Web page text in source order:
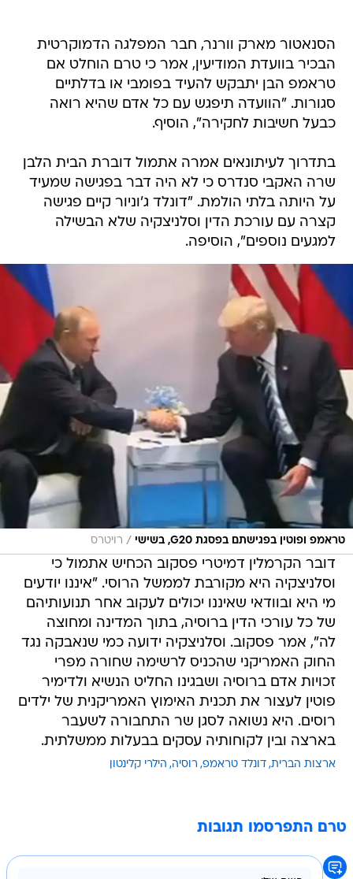
הסנאטור מארק וורנר, חבר המפלגה הדמוקרטית
הבכיר בוועדת המודיעין, אמר כי טרם הוחלט אם
טראמפ הבן יתבקש להעיד בפומבי או בדלתיים
סגורות. "הוועדה תיפגש עם כל אדם שהיא רואה
כבעל חשיבות לחקירה", הוסיף.
בתדרוך לעיתונאים אמרה אתמול דוברת הבית הלבן
שרה האקבי סנדרס כי לא היה דבר בפגישה שמעיד
על היותה בלתי הולמת. "דונלד ג'וניור קיים פגישה
קצרה עם עורכת הדין וסלניצקיה שלא הבשילה
למגעים נוספים", הוסיפה.
טראמפ ופוטין בפגישתם בפסגת G20, בשישי / רויטרס
דובר הקרמלין דמיטרי פסקוב הכחיש אתמול כי
וסלניצקיה היא מקורבת לממשל הרוסי. "איננו יודעים
מי היא ובוודאי שאיננו יכולים לעקוב אחר תנועותיהם
של כל עורכי הדין ברוסיה, בתוך המדינה ומחוצה
לה", אמר פסקוב. וסלניצקיה ידועה כמי שנאבקה נגד
החוק האמריקני שהכניס לרשימה שחורה מפרי
זכויות אדם ברוסיה ושבגינו החליט הנשיא ולדימיר
פוטין לעצור את תכנית האימוץ האמריקנית של ילדים
רוסים. היא נשואה לסגן שר התחבורה לשעבר
בארצה ובין לקוחותיה עסקים בבעלות ממשלתית.
ארצות הברית דונלד טראמפ רוסיה הילרי קלינטון
טרם התפרסמו תגובות